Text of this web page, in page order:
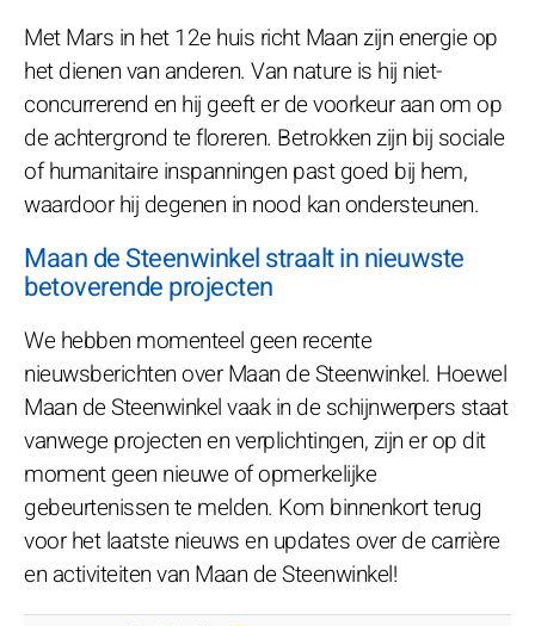
Met Mars in het 12e huis richt Maan zijn energie op
het dienen van anderen. Van nature is hij niet-
concurrerend en hij geeft er de voorkeur aan om op
de achtergrond te floreren. Betrokken zijn bij sociale
of humanitaire inspanningen past goed bij hem,
waardoor hij degenen in nood kan ondersteunen.
Maan de Steenwinkel straalt in nieuwste
betoverende projecten
We hebben momenteel geen recente
nieuwsberichten over Maan de Steenwinkel. Hoewel
Maan de Steenwinkel vaak in de schijnwerpers staat
vanwege projecten en verplichtingen, zijn er op dit
moment geen nieuwe of opmerkelijke
gebeurtenissen te melden. Kom binnenkort terug
voor het laatste nieuws en updates over de carrière
en activiteiten van Maan de Steenwinkel!